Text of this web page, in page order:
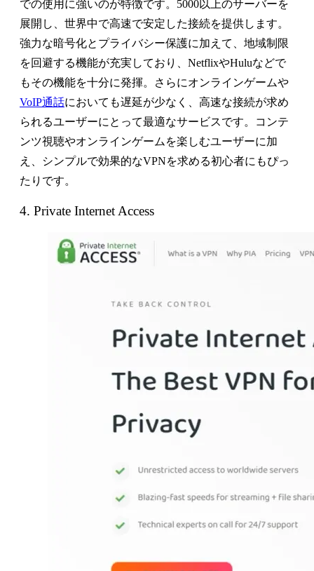
での使用に強いのが特徴です。5000以上のサーバーを
展開し、世界中で高速で安定した接続を提供します。
強力な暗号化とプライバシー保護に加えて、地域制限
を回避する機能が充実しており、NetflixやHuluなどで
もその機能を十分に発揮。さらにオンラインゲームや
VoIP通話においても遅延が少なく、高速な接続が求め
られるユーザーにとって最適なサービスです。コンテ
ンツ視聴やオンラインゲームを楽しむユーザーに加
え、シンプルで効果的なVPNを求める初心者にもぴっ
たりです。
4. Private Internet Access